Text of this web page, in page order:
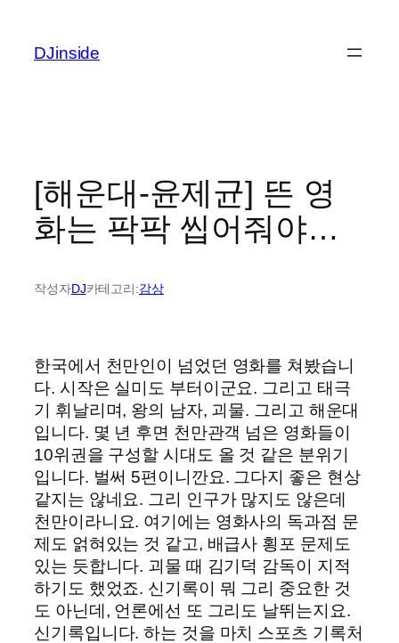
DJinside
[해운대-윤제균] 뜬 영
화는 팍팍 씹어줘야…
작성자DJ카테고리:감상
한국에서 천만인이 넘었던 영화를 쳐봤습니
다. 시작은 실미도 부터이군요. 그리고 태극
기 휘날리며, 왕의 남자, 괴물. 그리고 해운대
입니다. 몇 년 후면 천만관객 넘은 영화들이
10위권을 구성할 시대도 올 것 같은 분위기
입니다. 벌써 5편이니깐요. 그다지 좋은 현상
같지는 않네요. 그리 인구가 많지도 않은데
천만이라니요. 여기에는 영화사의 독과점 문
제도 얽혀있는 것 같고, 배급사 횡포 문제도
있는 듯합니다. 괴물 때 김기덕 감독이 지적
하기도 했었죠. 신기록이 뭐 그리 중요한 것
도 아닌데, 언론에선 또 그리도 날뛰는지요.
신기록입니다. 하는 것을 마치 스포츠 기록처